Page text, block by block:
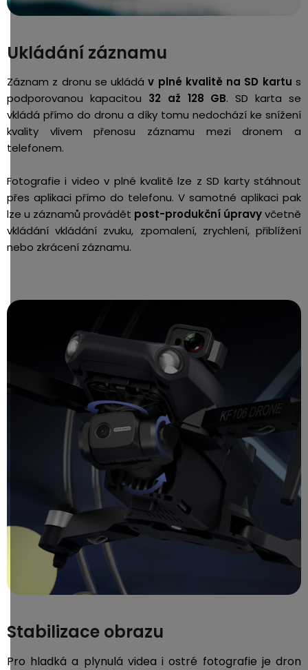
Ukládání záznamu
Záznam z dronu se ukládáv plné kvalitě na SD kartu s
podporovanou kapacitou 32 až 128 GB. SD karta se
vkládá přímo do dronu a díky tomu nedochází ke snížení
kvality vlivem přenosu záznamu mezi dronem a
telefonem.
Fotografie i video v plné kvalitě lze z SD karty stáhnout
přes aplikaci přímo do telefonu. V samotné aplikaci pak
lze u záznamů provádět post-produkční úpravyvčetně
vkládání vkládání zvuku, zpomalení, zrychlení, přiblížení
nebo zkrácení záznamu.
Stabilizace obrazu
Pro hladká a plynulá videa i ostré fotografie je dron